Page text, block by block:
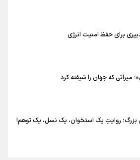
برای حفظ امنیت انرژی
میراثی که جهان را شیفته کرد
روایتِ یک استخوان، یک نسل، یک توهم!